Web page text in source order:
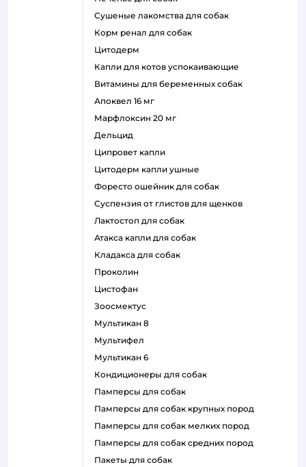
сушеные лакомства для собак
корм ренал для собак
цитодерм
капли для котов успокаивающие
витамины для беременных собак
апоквел 16 мг
марфлоксин 20 мг
дельцид
ципровет капли
цитодерм капли ушные
форесто ошейник для собак
суспензия от глистов для щенков
лактостоп для собак
атакса капли для собак
кладакса для собак
проколин
цистофан
зоосмектус
мультикан 8
мультифел
мультикан 6
кондиционеры для собак
памперсы для собак
памперсы для собак крупных пород
памперсы для собак мелких пород
памперсы для собак средних пород
пакеты для собак